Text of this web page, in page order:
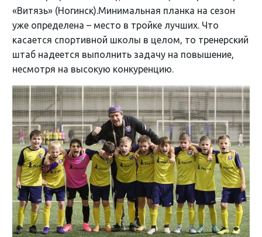
«Витязь» (Ногинск).Минимальная планка на сезон
уже определена – место в тройке лучших. Что
касается спортивной школы в целом, то тренерский
штаб надеется выполнить задачу на повышение,
несмотря на высокую конкуренцию.